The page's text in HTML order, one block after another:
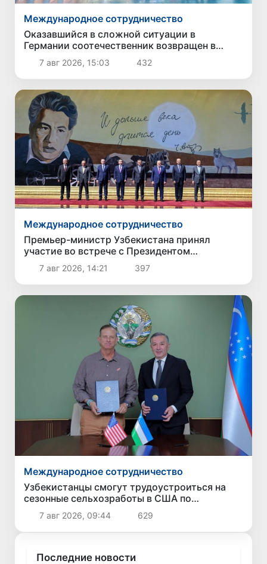
Международное сотрудничество
Оказавшийся в сложной ситуации в
Германии соотечественник возвращен в
Узбекистан
7 авг 2026, 15:03 432
Международное сотрудничество
Премьер-министр Узбекистана принял
участие во встрече с Президентом
Кыргызстана в рамках мероприятий ЕАЭС
7 авг 2026, 14:21 397
Международное сотрудничество
Узбекистанцы смогут трудоустроиться на
сезонные сельхозработы в США по
программе H-2A
7 авг 2026, 09:44 629
Последние новости